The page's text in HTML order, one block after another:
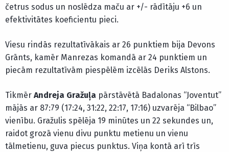
četrus sodus un noslēdza maču ar +/- rādītāju +6 un
efektivitātes koeficientu pieci.
Viesu rindās rezultatīvākais ar 26 punktiem bija Devons
Grānts, kamēr Manrezas komandā ar 24 punktiem un
piecām rezultatīvām piespēlēm izcēlās Deriks Alstons.
Tikmēr Andreja Gražuļa pārstāvētā Badalonas “Joventut”
mājās ar 87:79 (17:24, 31:22, 22:17, 17:16) uzvarēja “Bilbao”
vienību. Gražulis spēlēja 19 minūtes un 22 sekundes un,
raidot grozā vienu divu punktu metienu un vienu
tālmetienu, guva piecus punktus. Viņa kontā arī trīs